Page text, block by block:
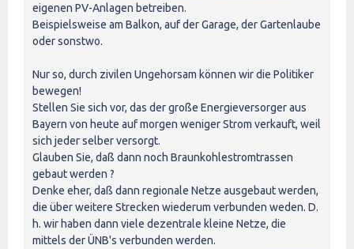
eigenen PV-Anlagen betreiben.
Beispielsweise am Balkon, auf der Garage, der Gartenlaube
oder sonstwo.
Nur so, durch zivilen Ungehorsam können wir die Politiker
bewegen!
Stellen Sie sich vor, das der große Energieversorger aus
Bayern von heute auf morgen weniger Strom verkauft, weil
sich jeder selber versorgt.
Glauben Sie, daß dann noch Braunkohlestromtrassen
gebaut werden ?
Denke eher, daß dann regionale Netze ausgebaut werden,
die über weitere Strecken wiederum verbunden weden. D.
h. wir haben dann viele dezentrale kleine Netze, die
mittels der ÜNB's verbunden werden.